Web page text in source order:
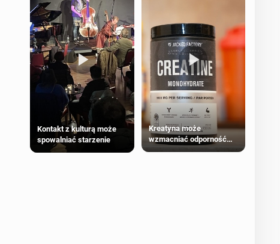
Kontakt z kulturą może
spowalniać starzenie
Kreatyna może
wzmacniać odporność
przeciw nowotworom